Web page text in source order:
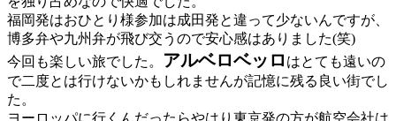
福岡発はおひとり様参加は成田発と違って少ないんですが、
博多弁や九州弁が飛び交うので安心感はありました(笑)
今回も楽しい旅でした。
アルベロベッロ はとても遠いの
で二度とは行けないかもしれませんが記憶に残る良い街でし
た。
ヨーロッパに行くんだったらやはり東京発の方が航空会社は